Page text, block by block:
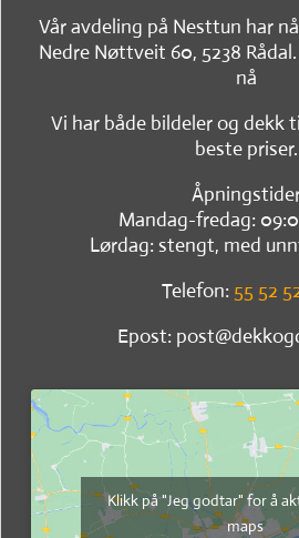
Vår avdeling på Nesttun har
Nedre Nøttveit 60, 5238
nå
Vi har både bildeler og dekk
beste priser.
Mandag-fredag:
Lørdag: stengt, med
Telefon: 55 52
Epost:
Klikk på "Jeg godtar" for å
maps